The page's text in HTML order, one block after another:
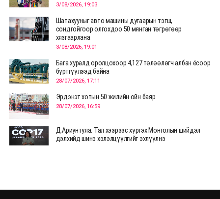
3/08/2026, 19:03
Шатахууныг авто машины дугаарын тэгш,
сондгойгоор олгохдоо 50 мянган төгрөгөөр
хязгаарлана
3/08/2026, 19:01
Бага хуралд оролцохоор 4,127 төлөөлөгч албан ёсоор
бүртгүүлээд байна
28/07/2026, 17:11
Эрдэнэт хотын 50 жилийн ойн баяр
28/07/2026, 16:59
Д.Ариунтуяа: Тал хээрээс хүргэх Монголын шийдэл
дэлхийд шинэ хэлэлцүүлгийг эхлүүлнэ